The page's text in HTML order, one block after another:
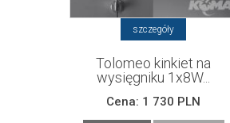
szczegóły
Tolomeo kinkiet na
wysięgniku 1x8W...
Cena: 1 730 PLN